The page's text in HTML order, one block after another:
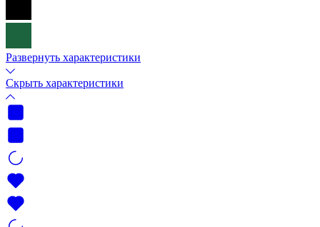
Развернуть характеристики
Скрыть характеристики